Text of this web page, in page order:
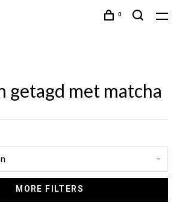
0
getagd met matcha
MORE FILTERS